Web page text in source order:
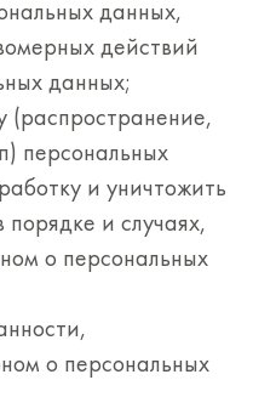
данных,
действий
данных;
(распространение,
персональных
и уничтожить
и случаях,
о персональных
о персональных